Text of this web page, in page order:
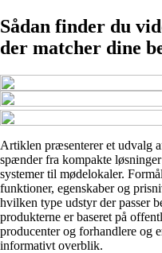
Sådan finder du
der matcher dine
Artiklen præsenterer et udvalg
spænder fra kompakte
systemer til mødelokaler.
funktioner, egenskaber og
hvilken type udstyr der passer
produkterne er baseret på
producenter og forhandlere og
informativt overblik.